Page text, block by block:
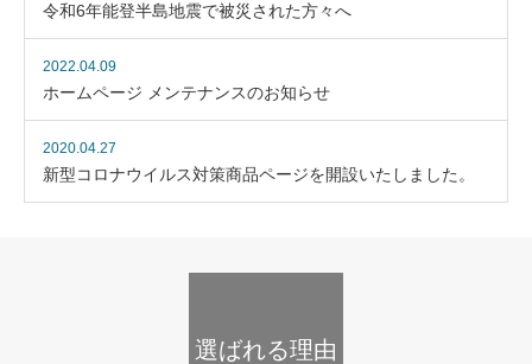
令和6年能登半島地震で被災された方々へ
2022.04.09
ホームページ メンテナンスのお知らせ
2020.04.27
新型コロナウイルス対策商品ページを開設いたしました。
選ばれる理由